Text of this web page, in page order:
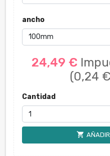
ancho
24,49 €
(0,24
Cantidad
shopping_cart